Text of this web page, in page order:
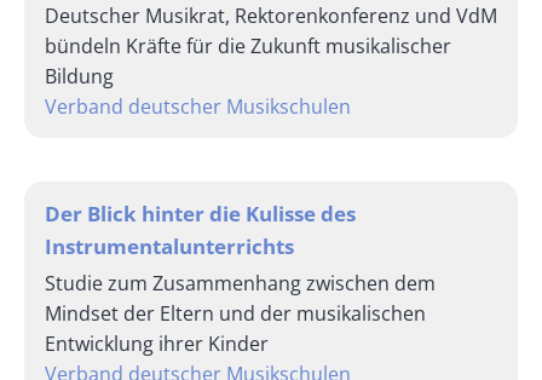
Deutscher Musikrat, Rektorenkonferenz und VdM
bündeln Kräfte für die Zukunft musikalischer
Bildung
Verband deutscher Musikschulen
Der Blick hinter die Kulisse des
Instrumentalunterrichts
Studie zum Zusammenhang zwischen dem
Mindset der Eltern und der musikalischen
Entwicklung ihrer Kinder
Verband deutscher Musikschulen